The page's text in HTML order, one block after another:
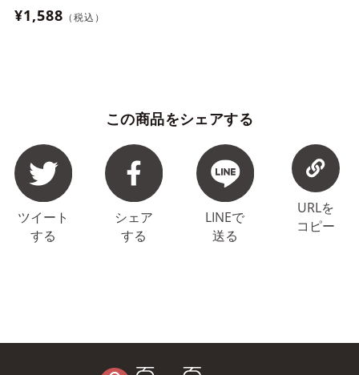
¥1,588 （税込）
この商品をシェアする
ツイート
する
シェア
する
LINEで
送る
URLを
コピー